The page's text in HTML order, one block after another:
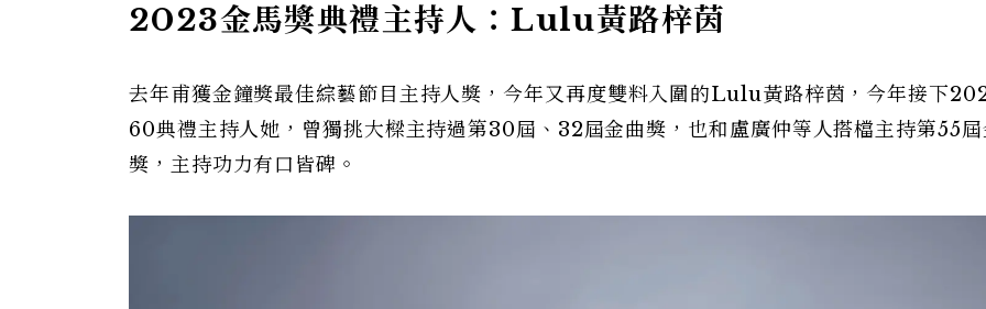
2023金馬獎典禮主持人：Lulu黃路梓茵
去年甫獲金鐘獎最佳綜藝節目主持人獎，今年又再度雙料入圍的Lulu黃路梓茵，今年接下
60典禮主持人她，曾獨挑大樑主持過第30屆、32屆金曲獎，也和盧廣仲等人搭檔主持第55
獎，主持功力有口皆碑。